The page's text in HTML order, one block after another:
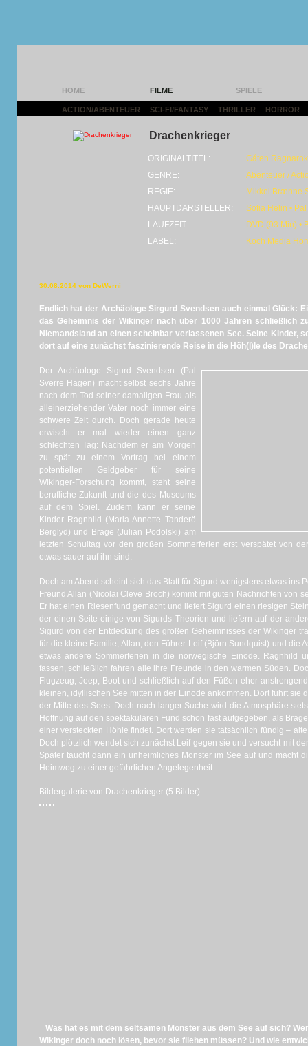
HOME FILME SPIELE
ACTION/ABENTEUER SCI-FI/FANTASY THRILLER HORROR
Drachenkrieger
ORIGINALTITEL:
Gåten Ragnarok
GENRE:
Abenteuer /
REGIE:
Mikkel Brænne
HAUPTDARSTELLER:
Sofia Helin •
LAUFZEIT:
DVD (93 Min) •
LABEL:
Koch Media
30.08.2014 von DeWerni
Endlich hat der Archäologe Sirgurd Svendsen auch einmal Glück:
das Geheimnis der Wikinger nach über 1000 Jahren schließlich
Niemandsland an einen scheinbar verlassenen See. Seine Kinder,
dort auf eine zunächst faszinierende Reise in die Höh(l)le des
Der Archäologe Sigurd Svendsen (Pal
Sverre Hagen) macht selbst sechs Jahre
nach dem Tod seiner damaligen Frau als
alleinerziehender Vater noch immer eine
schwere Zeit durch. Doch gerade heute
erwischt er mal wieder einen ganz
schlechten Tag: Nachdem er am Morgen
zu spät zu einem Vortrag bei einem
potentiellen Geldgeber für seine
Wikinger-Forschung kommt, steht seine
berufliche Zukunft und die des Museums
auf dem Spiel. Zudem kann er seine
Kinder Ragnhild (Maria Annette Tanderö
Berglyd) und Brage (Julian Podolski) am
letzten Schultag vor den großen Sommerferien erst verspätet von
etwas sauer auf ihn sind.
Doch am Abend scheint sich das Blatt für Sigurd wenigstens etwas ins
Freund Allan (Nicolai Cleve Broch) kommt mit guten Nachrichten von
Er hat einen Riesenfund gemacht und liefert Sigurd einen riesigen
der einen Seite einige von Sigurds Theorien und liefern auf der
Sigurd von der Entdeckung des großen Geheimnisses der Wikinger
für die kleine Familie, Allan, den Führer Leif (Björn Sundquist) und die
etwas andere Sommerferien in die norwegische Einöde. Ragnhild
fassen, schließlich fahren alle ihre Freunde in den warmen Süden.
Flugzeug, Jeep, Boot und schließlich auf den Füßen eher
kleinen, idyllischen See mitten in der Einöde ankommen. Dort führt sie
der Mitte des Sees. Doch nach langer Suche wird die Atmosphäre
Hoffnung auf den spektakulären Fund schon fast aufgegeben, als
einer versteckten Höhle findet. Dort werden sie tatsächlich fündig –
Doch plötzlich wendet sich zunächst Leif gegen sie und versucht mit
Später taucht dann ein unheimliches Monster im See auf und macht
Heimweg zu einer gefährlichen Angelegenheit …
Bildergalerie von Drachenkrieger (5 Bilder)
Was hat es mit dem seltsamen Monster aus dem See auf sich?
Wikinger doch noch lösen, bevor sie fliehen müssen? Und wie